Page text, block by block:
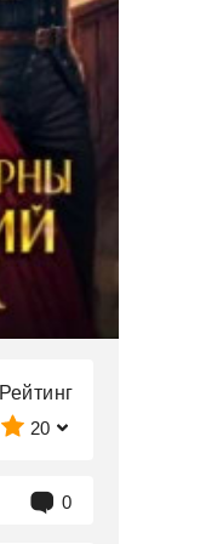
Рейтинг
20
0